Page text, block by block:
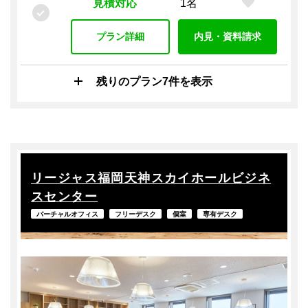
見積対応 1名
プラン詳細 内見・資料請求
残りのプラン7件を表示
リージャス福岡天神スカイホールビジネ
スセンター
バーチャルオフィス フリーデスク 個室 専有デスク